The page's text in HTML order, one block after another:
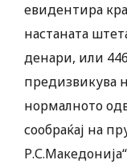
евидентира
настаната
денари, или
предизвикува
нормалното
сообраќај на